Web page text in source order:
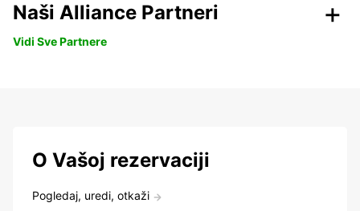
Naši Alliance Partneri
Vidi Sve Partnere
O Vašoj rezervaciji
Pogledaj, uredi, otkaži